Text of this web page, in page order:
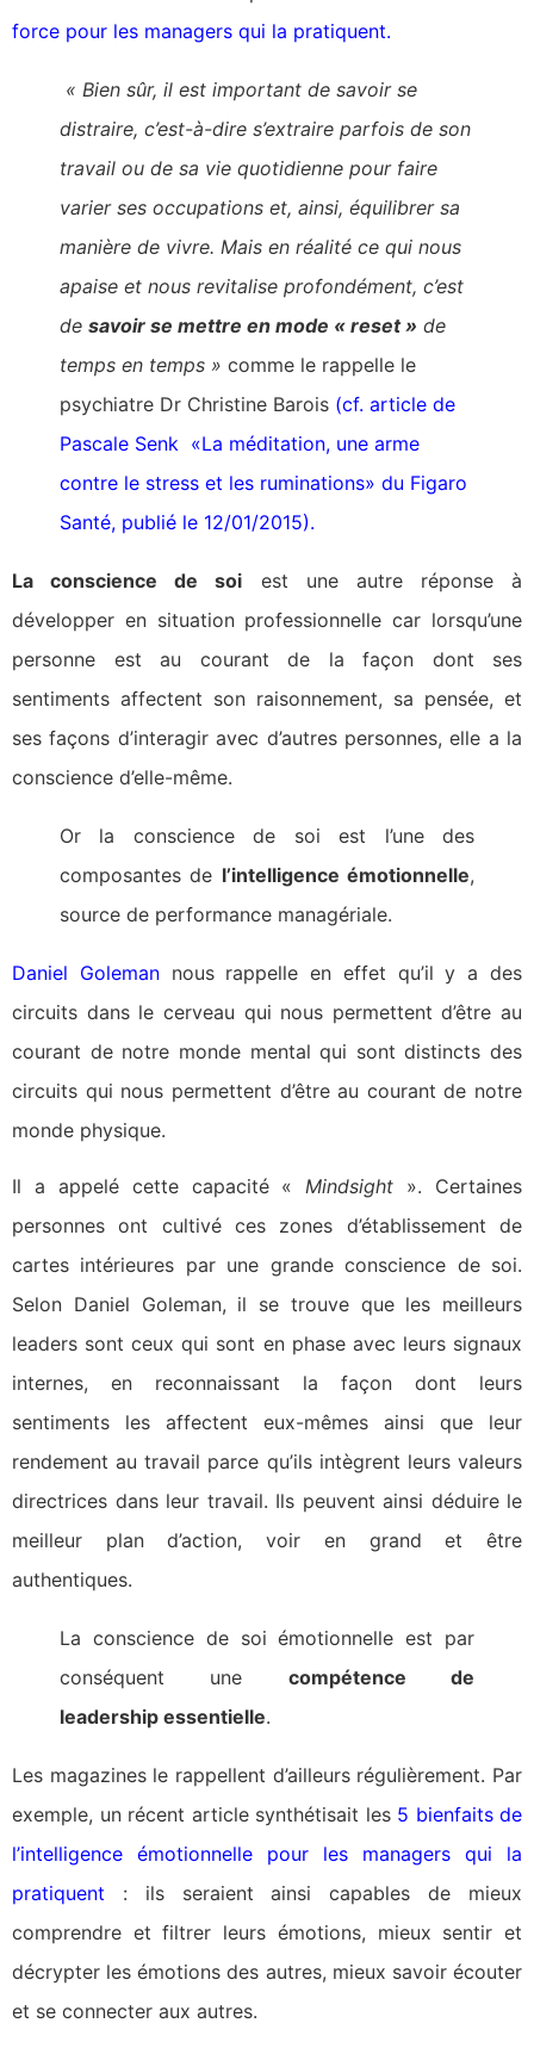
force pour les managers qui la pratiquent.
« Bien sûr, il est important de savoir se
distraire, c’est-à-dire s’extraire parfois de son
travail ou de sa vie quotidienne pour faire
varier ses occupations et, ainsi, équilibrer sa
manière de vivre. Mais en réalité ce qui nous
apaise et nous revitalise profondément, c’est
de savoir se mettre en mode « reset » de
temps en temps » comme le rappelle le
psychiatre Dr Christine Barois (cf. article de
Pascale Senk «La méditation, une arme
contre le stress et les ruminations» du Figaro
Santé, publié le 12/01/2015).
La conscience de soi est une autre réponse à
développer en situation professionnelle car lorsqu’une
personne est au courant de la façon dont ses
sentiments affectent son raisonnement, sa pensée, et
ses façons d’interagir avec d’autres personnes, elle a la
conscience d’elle-même.
Or la conscience de soi est l’une des
composantes de l’intelligence émotionnelle,
source de performance managériale.
Daniel Goleman nous rappelle en effet qu’il y a des
circuits dans le cerveau qui nous permettent d’être au
courant de notre monde mental qui sont distincts des
circuits qui nous permettent d’être au courant de notre
monde physique.
Il a appelé cette capacité «Mindsight ». Certaines
personnes ont cultivé ces zones d’établissement de
cartes intérieures par une grande conscience de soi.
Selon Daniel Goleman, il se trouve que les meilleurs
leaders sont ceux qui sont en phase avec leurs signaux
internes, en reconnaissant la façon dont leurs
sentiments les affectent eux-mêmes ainsi que leur
rendement au travail parce qu’ils intègrent leurs valeurs
directrices dans leur travail. Ils peuvent ainsi déduire le
meilleur plan d’action, voir en grand et être
authentiques.
La conscience de soi émotionnelle est par
conséquent une compétence de
leadership essentielle.
Les magazines le rappellent d’ailleurs régulièrement. Par
exemple, un récent article synthétisait les5 bienfaits de
l’intelligence émotionnelle pour les managers qui la
pratiquent
: ils seraient ainsi capables de mieux
comprendre et filtrer leurs émotions, mieux sentir et
décrypter les émotions des autres, mieux savoir écouter
et se connecter aux autres.